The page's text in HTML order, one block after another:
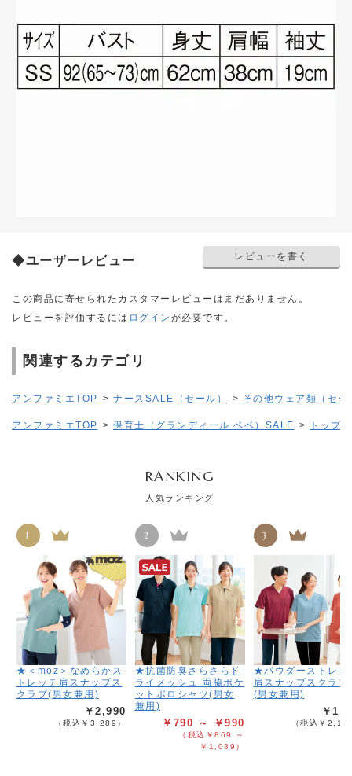
◆ユーザーレビュー レビューを書く
この商品に寄せられたカスタマーレビューはまだありません。
レビューを評価するには ログイン が必要です。
関連するカテゴリ
アンファミエTOP > ナースSALE（セール） > その他ウェア類（セー
アンファミエTOP > 保育士（グランディール ベベ）SALE > トップ
RANKING
人気ランキング
1
★＜moz＞なめらかス
トレッチ肩スナップス
クラブ(男女兼用)
￥2,990
（税込￥3,289）
2
★抗菌防臭さらさらド
ライメッシュ 両脇ポケ
ットポロシャツ(男女
兼用)
￥790 ～ ￥990
（税込￥869 ～
￥1,089）
3
★パウダーストレッ
肩スナップスクラブ
(男女兼用)
￥
（税込￥